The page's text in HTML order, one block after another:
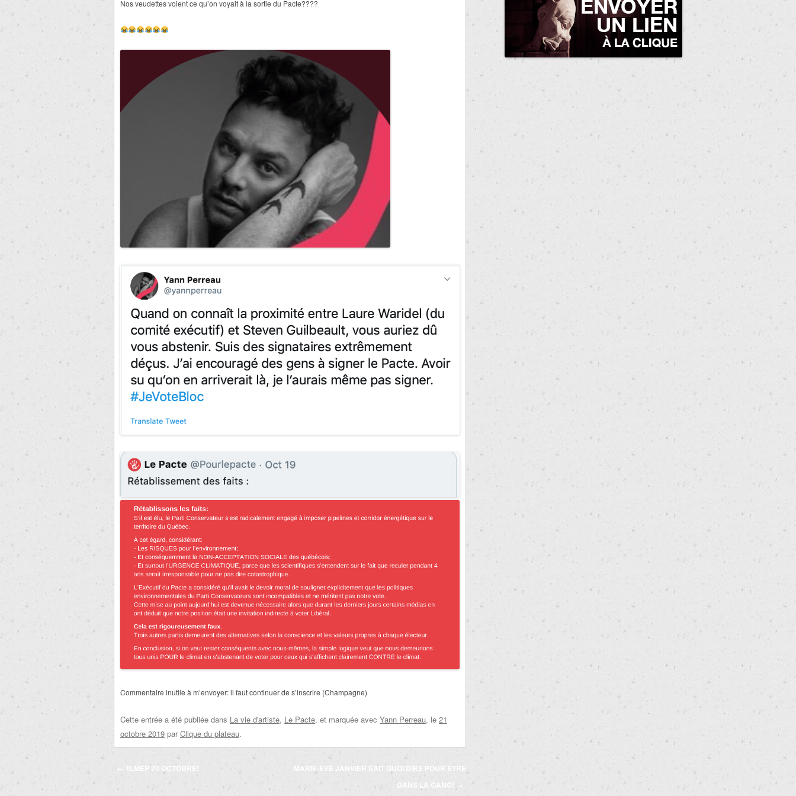
Nos veudettes voient ce qu’on voyait à la sortie du Pacte????
Commentaire inutile à m’envoyer: il faut continuer de s’inscrire (Champagne)
Cette entrée a été publiée dans La vie d'artiste, Le Pacte, et marquée avec Yann Perreau, le 21
octobre 2019 par Clique du plateau.
Navigation
← TLMEP 20 OCTOBRE!
MARIE-ÈVE JANVIER SAIT QUOI DIRE POUR ÊTRE
DANS LA GANG!
→